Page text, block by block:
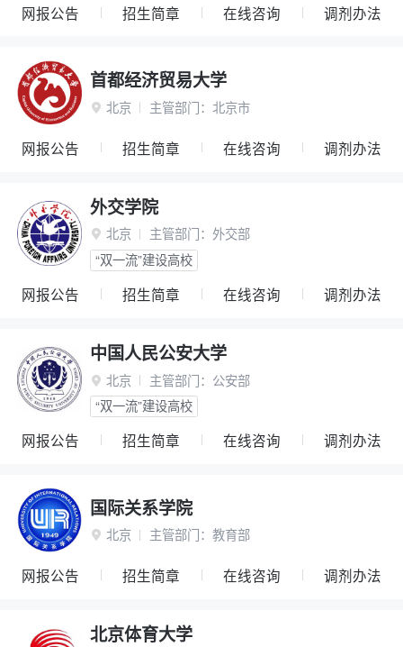
网报公告 招生简章 在线咨询 调剂办法
首都经济贸易大学
 北京 主管部门： 北京市
网报公告 招生简章 在线咨询 调剂办法
外交学院
 北京 主管部门： 外交部
“双一流”建设高校
网报公告 招生简章 在线咨询 调剂办法
中国人民公安大学
 北京 主管部门： 公安部
“双一流”建设高校
网报公告 招生简章 在线咨询 调剂办法
国际关系学院
 北京 主管部门： 教育部
网报公告 招生简章 在线咨询 调剂办法
北京体育大学